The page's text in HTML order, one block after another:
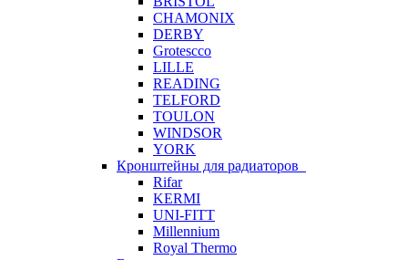
CHAMONIX
DERBY
Grotescco
LILLE
READING
TELFORD
TOULON
WINDSOR
YORK
Кронштейны для радиаторов
Rifar
KERMI
UNI-FITT
Millennium
Royal Thermo